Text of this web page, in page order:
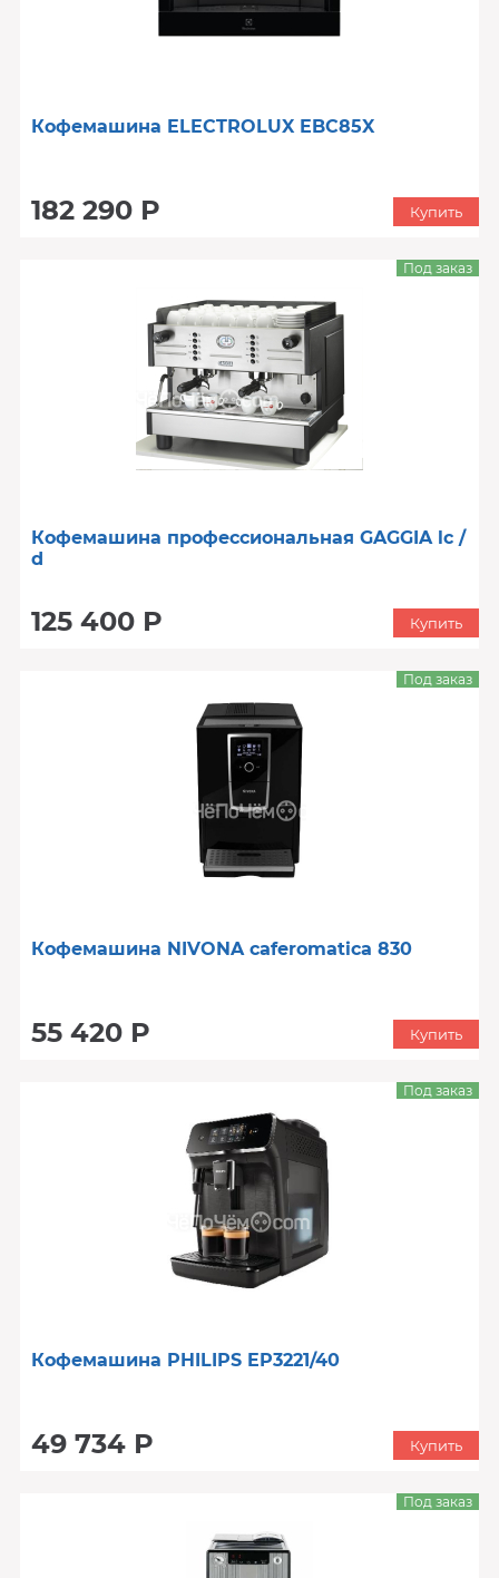
Кофемашина ELECTROLUX EBC85X
182 290 Р Купить
Кофемашина профессиональная GAGGIA lc /
d
125 400 Р
Под заказ
Купить
Кофемашина NIVONA caferomatica 830
55 420 Р
Под заказ
Купить
Кофемашина PHILIPS EP3221/40
49 734 Р
Под заказ
Купить
Под заказ